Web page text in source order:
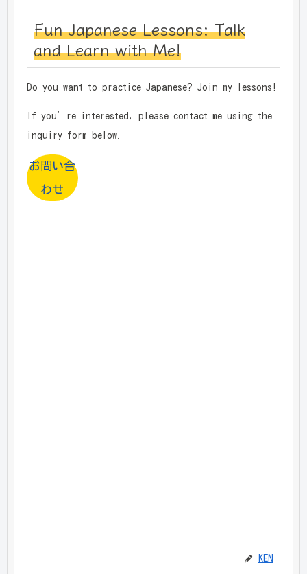
Fun Japanese Lessons: Talk
and Learn with Me!
Do you want to practice Japanese? Join my lessons!
If you’re interested, please contact me using the
inquiry form below.
お問い合
わせ
KEN